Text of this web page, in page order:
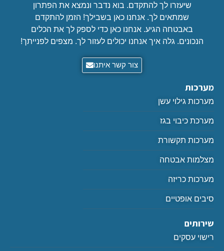
שיעזרו לך להתקדם. בוא נדבר ונמצא את הפתרון
שמתאים לך. אנחנו כאן בשבילך! הזמן להתקדם
באבטחה הגיע. אנחנו כאן כדי לספק לך את הכלים
הנכונים. גלה איך אנחנו יכולים לעזור לך. מצפים לפנייתך!
צור קשר איתנו
מערכות
מערכות גילוי עשן
מערכת כיבוי בגז
מערכות תקשורת
מצלמות אבטחה
מערכות כריזה
סיבים אופטיים
שירותים
רישוי עסקים